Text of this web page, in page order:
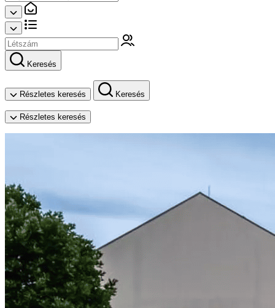
Keresés
Részletes keresés Keresés
Részletes keresés